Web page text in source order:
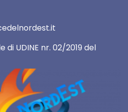
di UDINE nr. 02/2019 del